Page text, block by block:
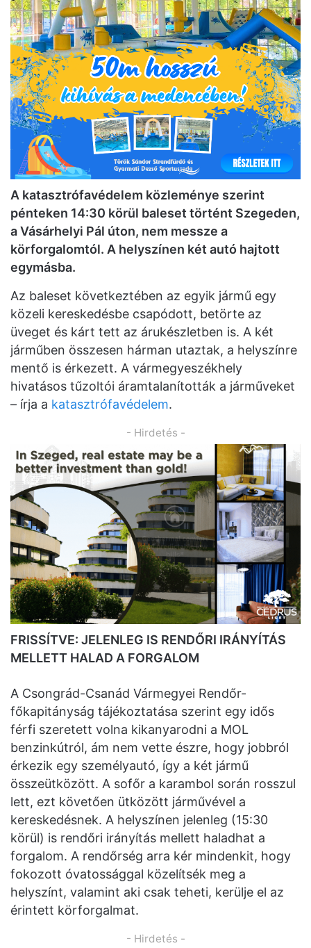
A katasztrófavédelem közleménye szerint
pénteken 14:30 körül baleset történt Szegeden,
a Vásárhelyi Pál úton, nem messze a
körforgalomtól. A helyszínen két autó hajtott
egymásba.
Az baleset következtében az egyik jármű egy
közeli kereskedésbe csapódott, betörte az
üveget és kárt tett az árukészletben is. A két
járműben összesen hárman utaztak, a helyszínre
mentő is érkezett. A vármegyeszékhely
hivatásos tűzoltói áramtalanították a járműveket
– írja a katasztrófavédelem.
- Hirdetés -
FRISSÍTVE: JELENLEG IS RENDŐRI IRÁNYÍTÁS
MELLETT HALAD A FORGALOM
A Csongrád-Csanád Vármegyei Rendőr-
főkapitányság tájékoztatása szerint egy idős
férfi szeretett volna kikanyarodni a MOL
benzinkútról, ám nem vette észre, hogy jobbról
érkezik egy személyautó, így a két jármű
összeütközött. A sofőr a karambol során rosszul
lett, ezt követően ütközött járművével a
kereskedésnek. A helyszínen jelenleg (15:30
körül) is rendőri irányítás mellett haladhat a
forgalom. A rendőrség arra kér mindenkit, hogy
fokozott óvatossággal közelítsék meg a
helyszínt, valamint aki csak teheti, kerülje el az
érintett körforgalmat.
- Hirdetés -